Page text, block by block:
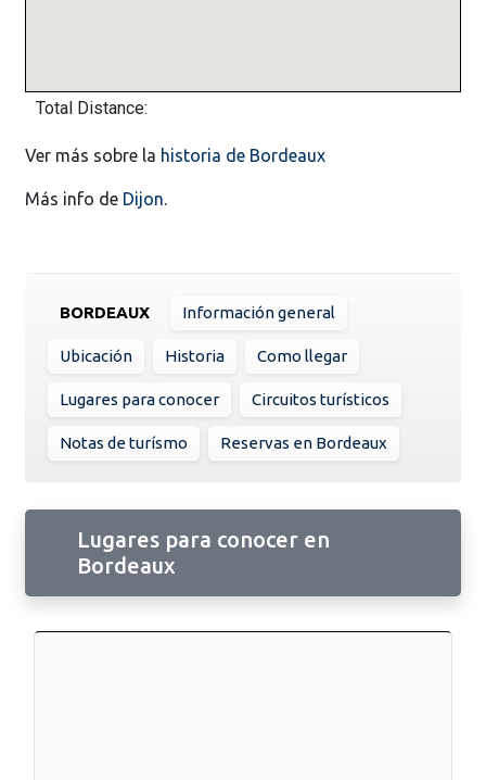
Total Distance:
Ver más sobre la historia de Bordeaux
Más info de Dijon.
BORDEAUX Información general
Ubicación Historia Como llegar
Lugares para conocer Circuitos turísticos
Notas de turísmo Reservas en Bordeaux
Lugares para conocer en
Bordeaux